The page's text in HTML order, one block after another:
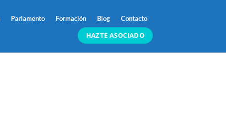
Parlamento Formación Blog Contacto
HAZTE ASOCIADO